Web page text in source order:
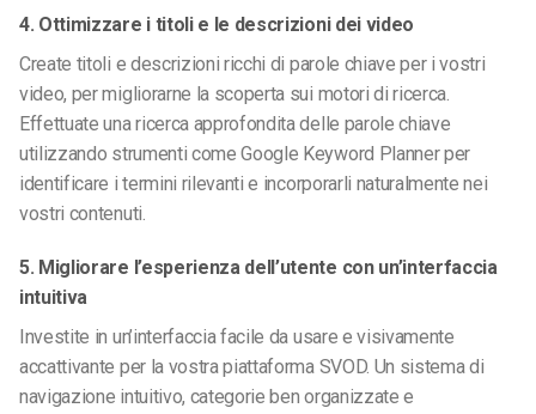
4. Ottimizzare i titoli e le descrizioni dei video
Create titoli e descrizioni ricchi di parole chiave per i vostri
video, per migliorarne la scoperta sui motori di ricerca.
Effettuate una ricerca approfondita delle parole chiave
utilizzando strumenti come Google Keyword Planner per
identificare i termini rilevanti e incorporarli naturalmente nei
vostri contenuti.
5. Migliorare l’esperienza dell’utente con un’interfaccia
intuitiva
Investite in un’interfaccia facile da usare e visivamente
accattivante per la vostra piattaforma SVOD. Un sistema di
navigazione intuitivo, categorie ben organizzate e